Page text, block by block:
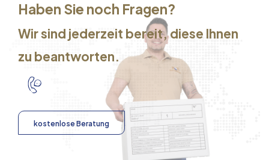
Haben Sie noch Fragen?
Wir sind jederzeit bereit, diese Ihnen
zu beantworten.
kostenlose Beratung